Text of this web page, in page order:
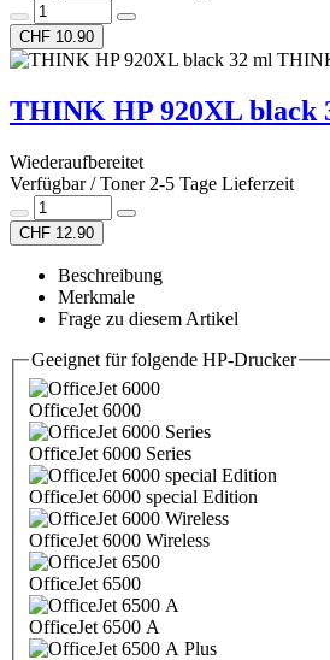
CHF 10.90
THINK HP 920XL black
Wiederaufbereitet
Verfügbar / Toner 2-5 Tage Lieferzeit
CHF 12.90
Beschreibung
Merkmale
Frage zu diesem Artikel
Geeignet für folgende HP-Drucker
OfficeJet 6000
OfficeJet 6000 Series
OfficeJet 6000 special Edition
OfficeJet 6000 Wireless
OfficeJet 6500
OfficeJet 6500 A